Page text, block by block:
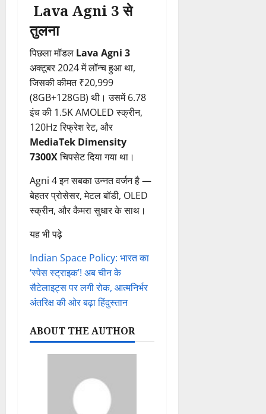
Lava Agni 3 से
तुलना
पिछला मॉडल Lava Agni 3
अक्टूबर 2024 में लॉन्च हुआ था,
जिसकी कीमत ₹20,999
(8GB+128GB) थी। उसमें 6.78
इंच की 1.5K AMOLED स्क्रीन,
120Hz रिफ्रेश रेट, और
MediaTek Dimensity
7300Xचिपसेट दिया गया था।
Agni 4 इन सबका उन्नत वर्जन है —
बेहतर प्रोसेसर, मेटल बॉडी, OLED
स्क्रीन, और कैमरा सुधार के साथ।
यह भी पढ़े
Indian Space Policy: भारत का
‘स्पेस स्ट्राइक’! अब चीन के
सैटेलाइट्स पर लगी रोक, आत्मनिर्भर
अंतरिक्ष की ओर बढ़ा हिंदुस्तान
ABOUT THE AUTHOR